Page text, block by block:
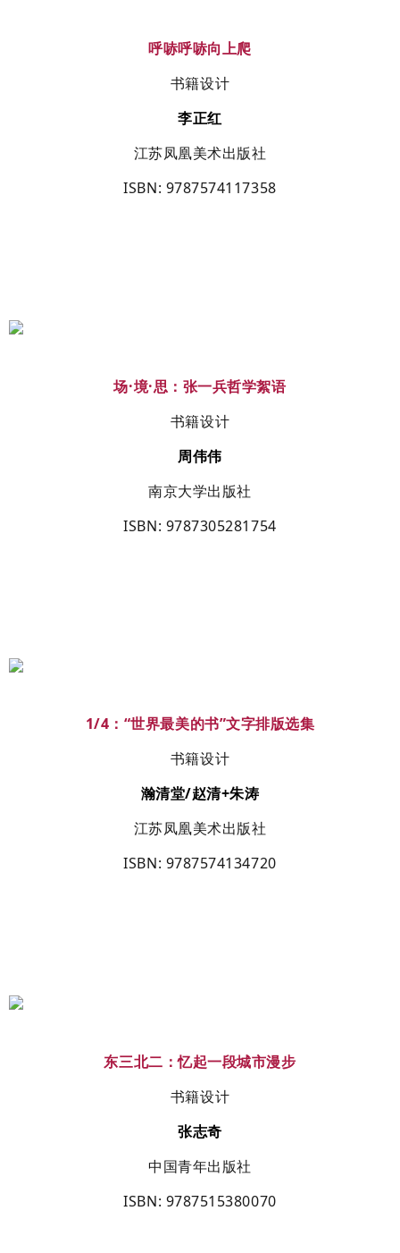
呼哧呼哧向上爬
书籍设计
李正红
江苏凤凰美术出版社
ISBN: 9787574117358
场·境·思：张一兵哲学絮语
书籍设计
周伟伟
南京大学出版社
ISBN: 9787305281754
1/4 ： “世界最美的书”文字排版选集
书籍设计
瀚清堂/赵清+朱涛
江苏凤凰美术出版社
ISBN: 9787574134720
东三北二：忆起一段城市漫步
书籍设计
张志奇
中国青年出版社
ISBN: 9787515380070